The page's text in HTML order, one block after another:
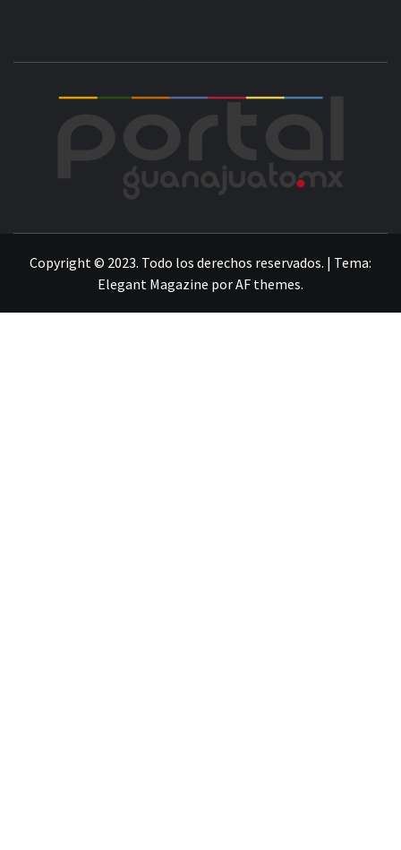
Copyright © 2023. Todo los derechos reservados. | Tema:
Elegant Magazine porAF themes.